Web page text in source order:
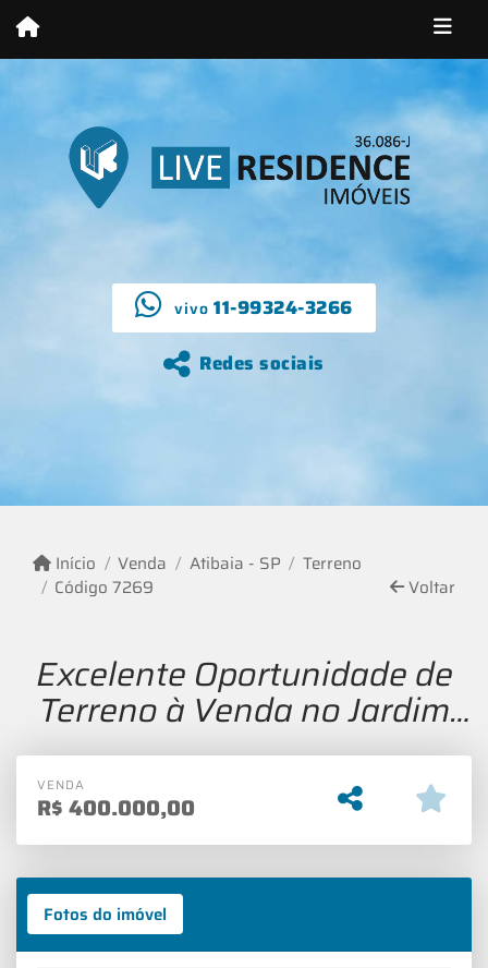
vivo11-99324-3266
Redes sociais
Início Venda Atibaia - SP
Terreno
Código 7269
Voltar
Excelente Oportunidade de
Terreno à Venda no Jardim
Centenário – Atibaia/SP
VENDA
R$400.000,00
Fotos do imóvel